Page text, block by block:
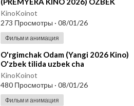
TILIDA
KinoKoinot
273 Просмотры · 08/01/26
Фильм и анимация
⁣O'rgimchak Odam (Yangi 2026 Kino)
O'zbek tilida uzbek cha
KinoKoinot
480 Просмотры · 08/01/26
Фильм и анимация